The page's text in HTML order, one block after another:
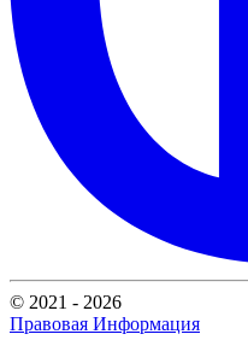
© 2021 - 2026
Правовая Информация